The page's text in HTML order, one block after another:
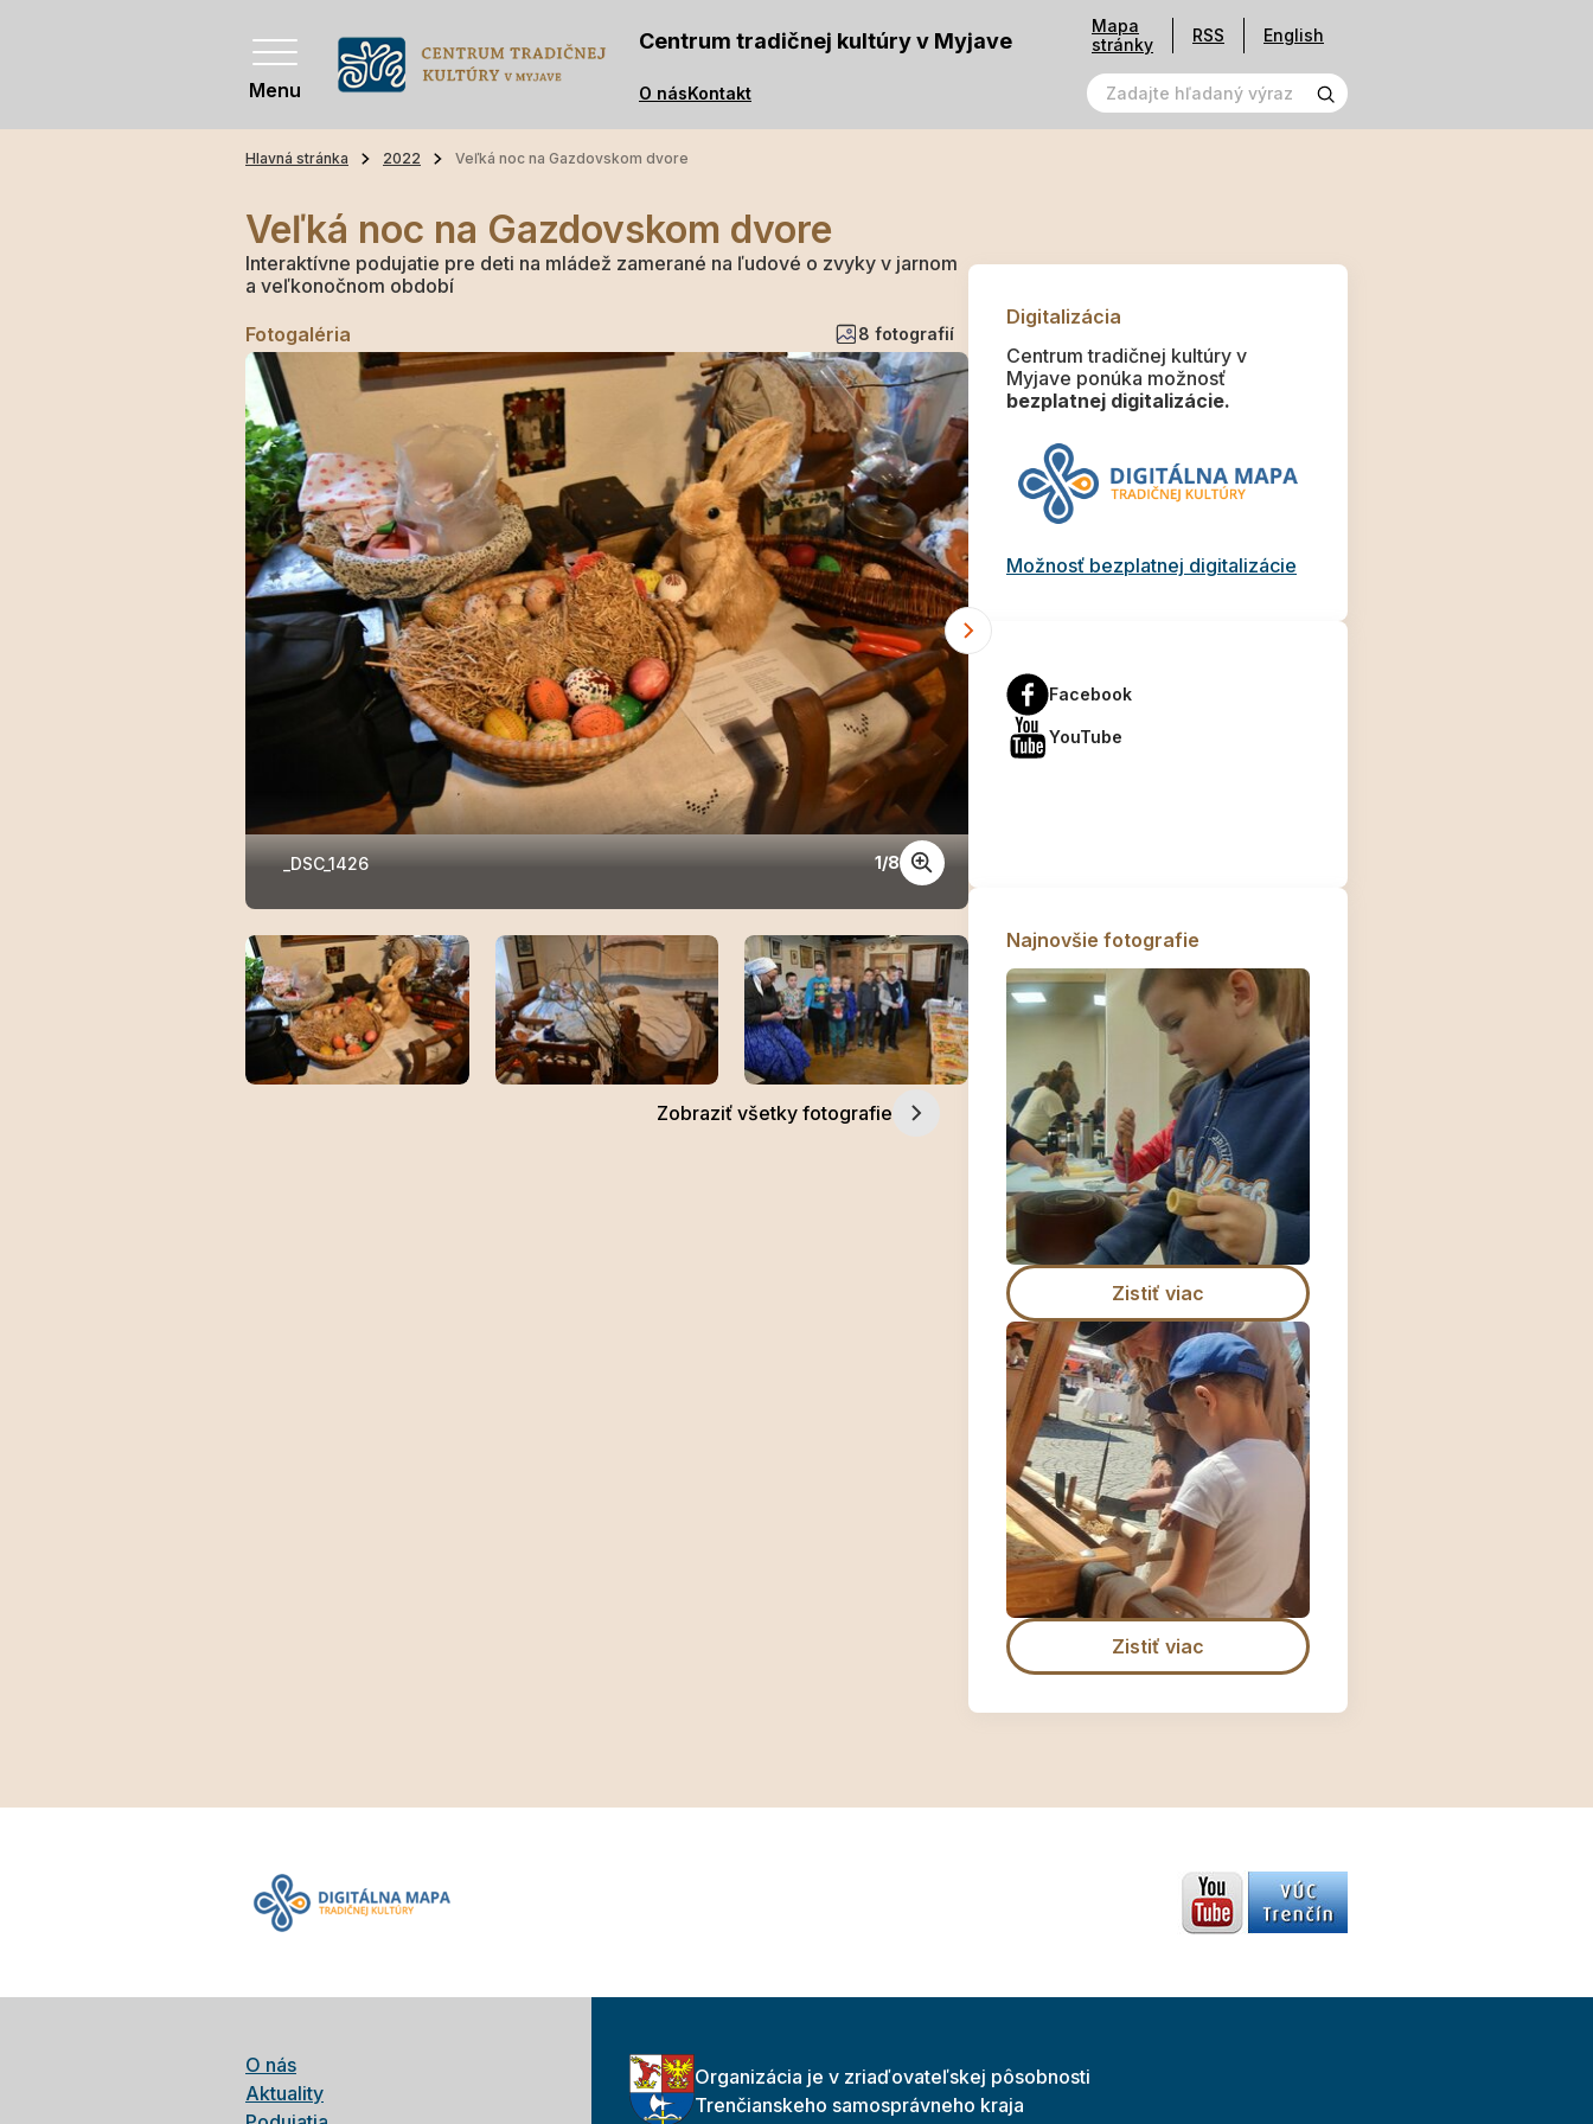
Menu
Centrum tradičnej kultúry v Myjave
O násKontakt
Mapa
stránky
RSS English
Hlavná stránka 2022 Veľká noc na Gazdovskom dvore
Veľká noc na Gazdovskom dvore
Interaktívne podujatie pre deti na mládež zamerané na ľudové o zvyky v jarnom
a veľkonočnom období
Fotogaléria 8 fotografií
_DSC_1426 1/8
Zobraziť všetky fotografie
Digitalizácia
Centrum tradičnej kultúry v
Myjave ponúka možnosť
bezplatnej digitalizácie.
Možnosť bezplatnej digitalizácie
Facebook
YouTube
Najnovšie fotografie
Zistiť viac
Zistiť viac
O nás
Aktuality
Organizácia je v zriaďovateľskej pôsobnosti
Trenčianskeho samosprávneho kraja